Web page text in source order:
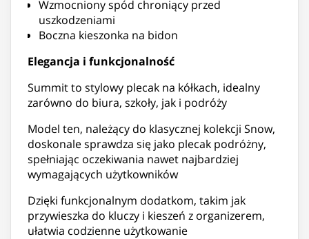
Wzmocniony spód chroniący przed
uszkodzeniami
Boczna kieszonka na bidon
Elegancja i funkcjonalność
Summit to stylowy plecak na kółkach, idealny
zarówno do biura, szkoły, jak i podróży
Model ten, należący do klasycznej kolekcji Snow,
doskonale sprawdza się jako plecak podróżny,
spełniając oczekiwania nawet najbardziej
wymagających użytkowników
Dzięki funkcjonalnym dodatkom, takim jak
przywieszka do kluczy i kieszeń z organizerem,
ułatwia codzienne użytkowanie